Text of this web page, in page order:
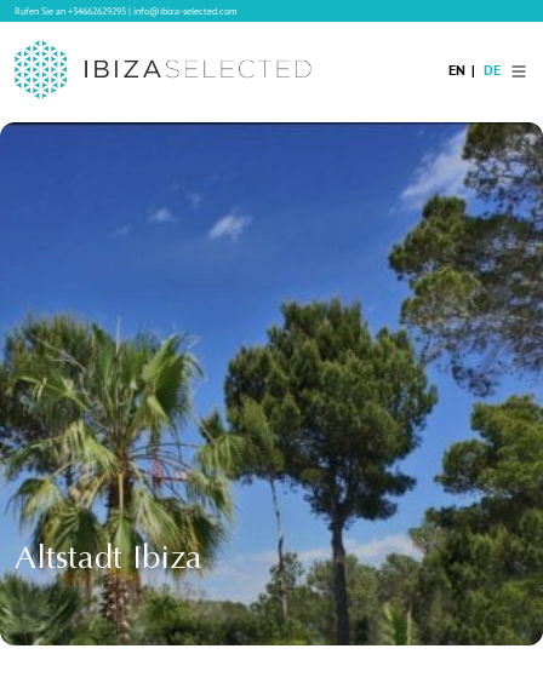
Rufen Sie an+34662629295|info@ibiza-selected.com
Verkauf
Blog
Services
Kontakt
EN DE
Altstadt Ibiza